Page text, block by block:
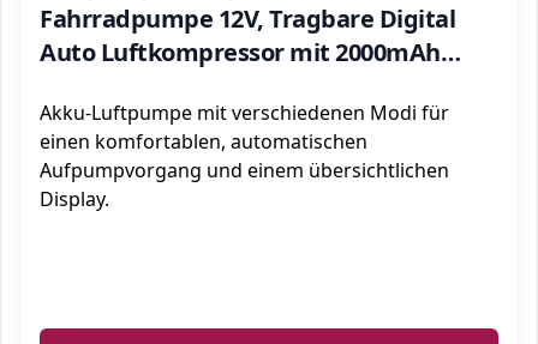
Fahrradpumpe 12V, Tragbare Digital
Auto Luftkompressor mit 2000mAh
Auto, Fahrrad, Motorrad, Fußball
Akku-Luftpumpe mit verschiedenen Modi für
einen komfortablen, automatischen
Aufpumpvorgang und einem übersichtlichen
Display.